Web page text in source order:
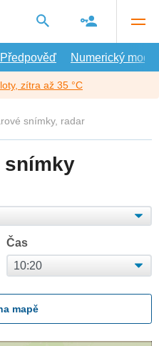
Předpověď Numerický model
zítra až 35 °C
snímky, radar
snímky
Čas
mapě